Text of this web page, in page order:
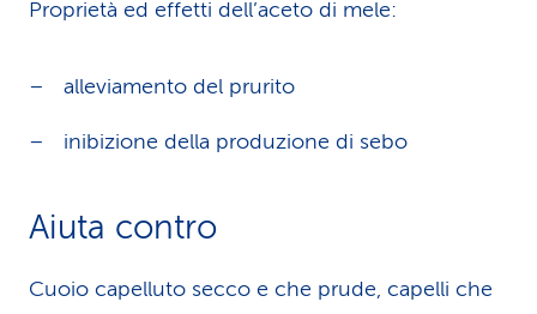
Proprietà ed effetti dell’aceto di mele:
alleviamento del prurito
inibizione della produzione di sebo
Aiuta contro
Cuoio capelluto secco e che prude, capelli che